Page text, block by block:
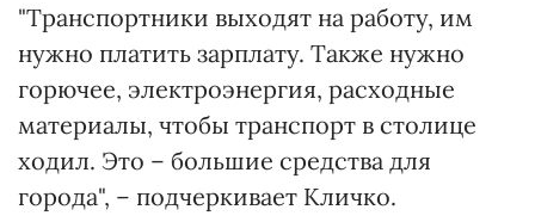
"Транспортники выходят на работу, им
нужно платить зарплату. Также нужно
горючее, электроэнергия, расходные
материалы, чтобы транспорт в столице
ходил. Это – большие средства для
города", – подчеркивает Кличко.